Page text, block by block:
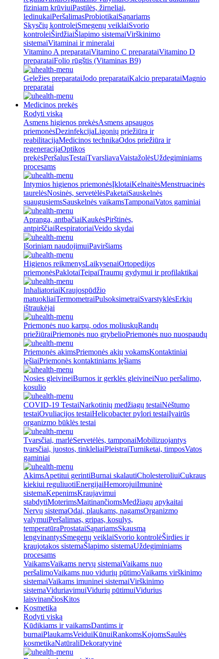
fiziniam krūviuiPastilės, žirneliai,
ledinukaiPeršalimasProbiotikaiSąnariams
Skysčių kontroleiSmegenų veiklaiSvorio
kontroleiŠirdžiaiŠlapimo sistemaiVirškinimo
sistemaiVitaminai ir mineralai
Vitamino A preparataiVitamino C preparataiVitamino D
preparataiFolio rūgštis (Vitaminas B9)
Geležies preparataiJodo preparataiKalcio preparataiMagnio
preparatai
Medicinos prekės
Rodyti viską
Asmens higienos prekėsAsmens apsaugos
priemonėsDezinfekcijaLigonių priežiūra ir
reabilitacijaMedicinos technikaOdos priežiūra ir
regeneracijaOptikos
prekėsPeršalusTestaiTvarsliavaVaistažolėsUždegiminiams
procesams
Intymios higienos priemonėsĮklotaiKelnaitėsMenstruacinės
taurelėsNosinės, servetėlėsPaketaiSauskelnės
suaugusiemsSauskelnės vaikamsTamponaiVatos gaminiai
Apranga, antbačiaiKaukėsPirštinės,
antpirščiaiRespiratoriaiVeido skydai
Išoriniam naudojimuiPaviršiams
Higienos reikmenysLaikysenaiOrtopedijos
priemonėsPaklotaiTeipaiTraumų gydymui ir profilaktikai
InhaliatoriaiKraujospūdžio
matuokliaiTermometraiPulsoksimetraiSvarstyklėsErkių
ištraukėjai
Priemonės nuo karpų, odos moliuskųRandų
priežiūraiPriemonės nuo grybelioPriemonės nuo nuospaudų
Priemonės akimsPriemonės akių vokamsKontaktiniai
lęšiaiPriemonės kontaktiniams lęšiams
Nosies gleivineiBurnos ir gerklės gleivineiNuo peršalimo,
kosulio
COVID-19 TestaiNarkotinių medžiagų testaiNėštumo
testaiOvuliacijos testaiHelicobacter pylori testaiĮvairūs
organizmo būklės testai
Tvarsčiai, marlėServetėlės, tamponaiMobilizuojantys
tvarsčiai, juostos, tinkleliaiPleistraiTurniketai, timposVatos
gaminiai
AkimsApetitui gerintiBurnai skalautiCholesteroliuiCukraus
kiekiui reguliuotiEnergijaiHemorojuiImuninė
sistemaKepenimsKraujavimui
stabdytiMoterimsMaitinančiomsMedžiagų apykaitai
Nervų sistemaOdai, plaukams, nagamsOrganizmo
valymuiPeršalimas, gripas, kosulys,
temperatūraProstataiSąnariamsSkausmą
lengvinantysSmegenų veiklaiSvorio kontrolėŠirdies ir
kraujotakos sistemaŠlapimo sistemaUždegiminiams
procesams
VaikamsVaikams nervų sistemaiVaikams nuo
peršalimoVaikams nuo vidurių pūtimoVaikams virškinimo
sistemaiVaikams imuninei sistemaiVirškinimo
sistemaViduriavimuiVidurių pūtimuiVidurius
laisvinančiosKitos
Kosmetika
Rodyti viską
Kūdikiams ir vaikamsDantims ir
burnaiPlaukamsVeiduiKūnuiRankomsKojomsSaulės
kosmetikaNatūraliDekoratyvinė